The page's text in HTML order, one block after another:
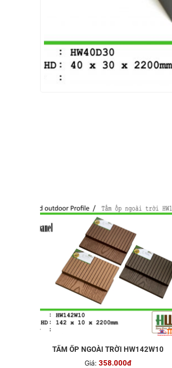
TẤM ỐP NGOÀI TRỜI HW142W10
Giá: 358.000đ